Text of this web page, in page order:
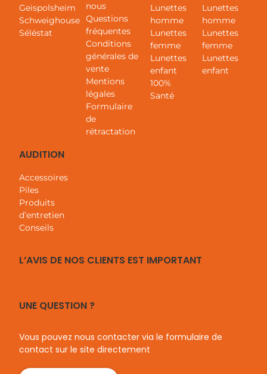
Geispolsheim
Schweighouse
Séléstat
nous
Questions
fréquentes
Conditions
générales de
vente
Mentions
légales
Formulaire
de
rétractation
Lunettes
homme
Lunettes
femme
Lunettes
enfant
100%
Santé
Lunettes
homme
Lunettes
femme
Lunettes
enfant
AUDITION
Accessoires
Piles
Produits
d’entretien
Conseils
L’AVIS DE NOS CLIENTS EST IMPORTANT
UNE QUESTION ?
Vous pouvez nous contacter via le formulaire de
contact sur le site directement